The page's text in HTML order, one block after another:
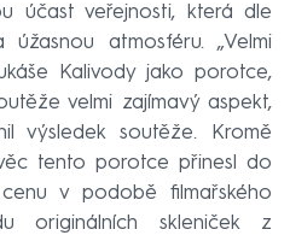
účast veřejnosti, která dle
atmosféru. „Velmi
Kalivody jako porotce,
velmi zajímavý aspekt,
výsledek soutěže. Kromě
tento porotce přinesl do
v podobě filmařského
originálních skleniček z